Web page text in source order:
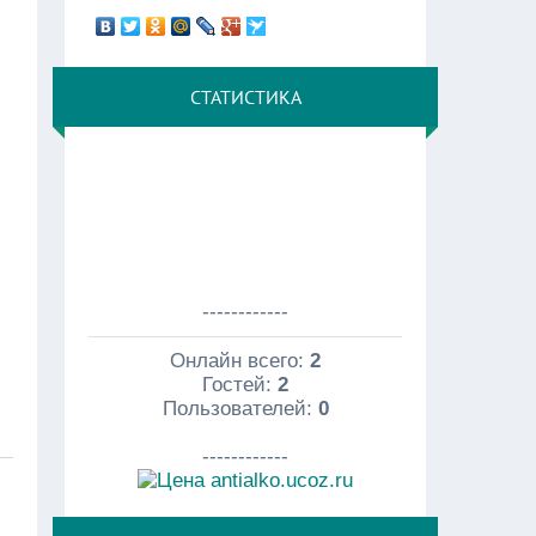
СТАТИСТИКА
------------
Онлайн всего:2
Гостей:2
Пользователей: 0
------------